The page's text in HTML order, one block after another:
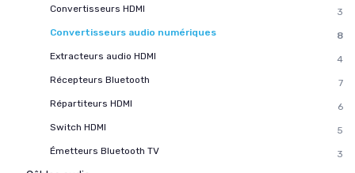
Convertisseurs HDMI
3
Convertisseurs audio numériques
8
Extracteurs audio HDMI
4
Récepteurs Bluetooth
7
Répartiteurs HDMI
6
Switch HDMI
5
Émetteurs Bluetooth TV
3